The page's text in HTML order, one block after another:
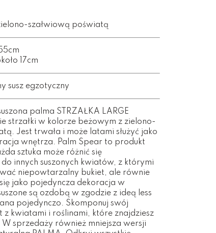
szałwiową poświatą
17cm
susz egzotyczny
palma STRZAŁKA LARGE
strzałki w kolorze beżowym z zielono-
Jest trwała i może latami służyć jako
wnętrza. Palm Spear to produkt
sztuka może różnić się
do innych suszonych kwiatów, z którymi
niepowtarzalny bukiet, ale równie
jako pojedyncza dekoracja w
są ozdobą w zgodzie z ideą less
pojedynczo. Skomponuj swój
z kwiatami i roślinami, które znajdziesz
W sprzedaży również mniejsza wersji